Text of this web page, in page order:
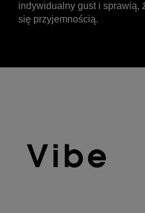
indywidualny gust i sprawią,
się przyjemnością.